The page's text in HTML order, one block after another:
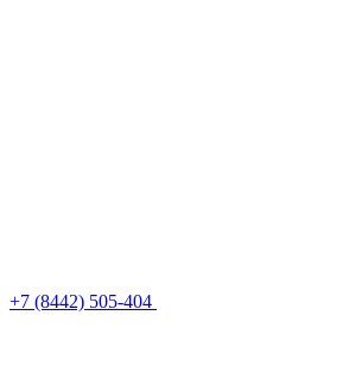
+7 (8442) 505-404